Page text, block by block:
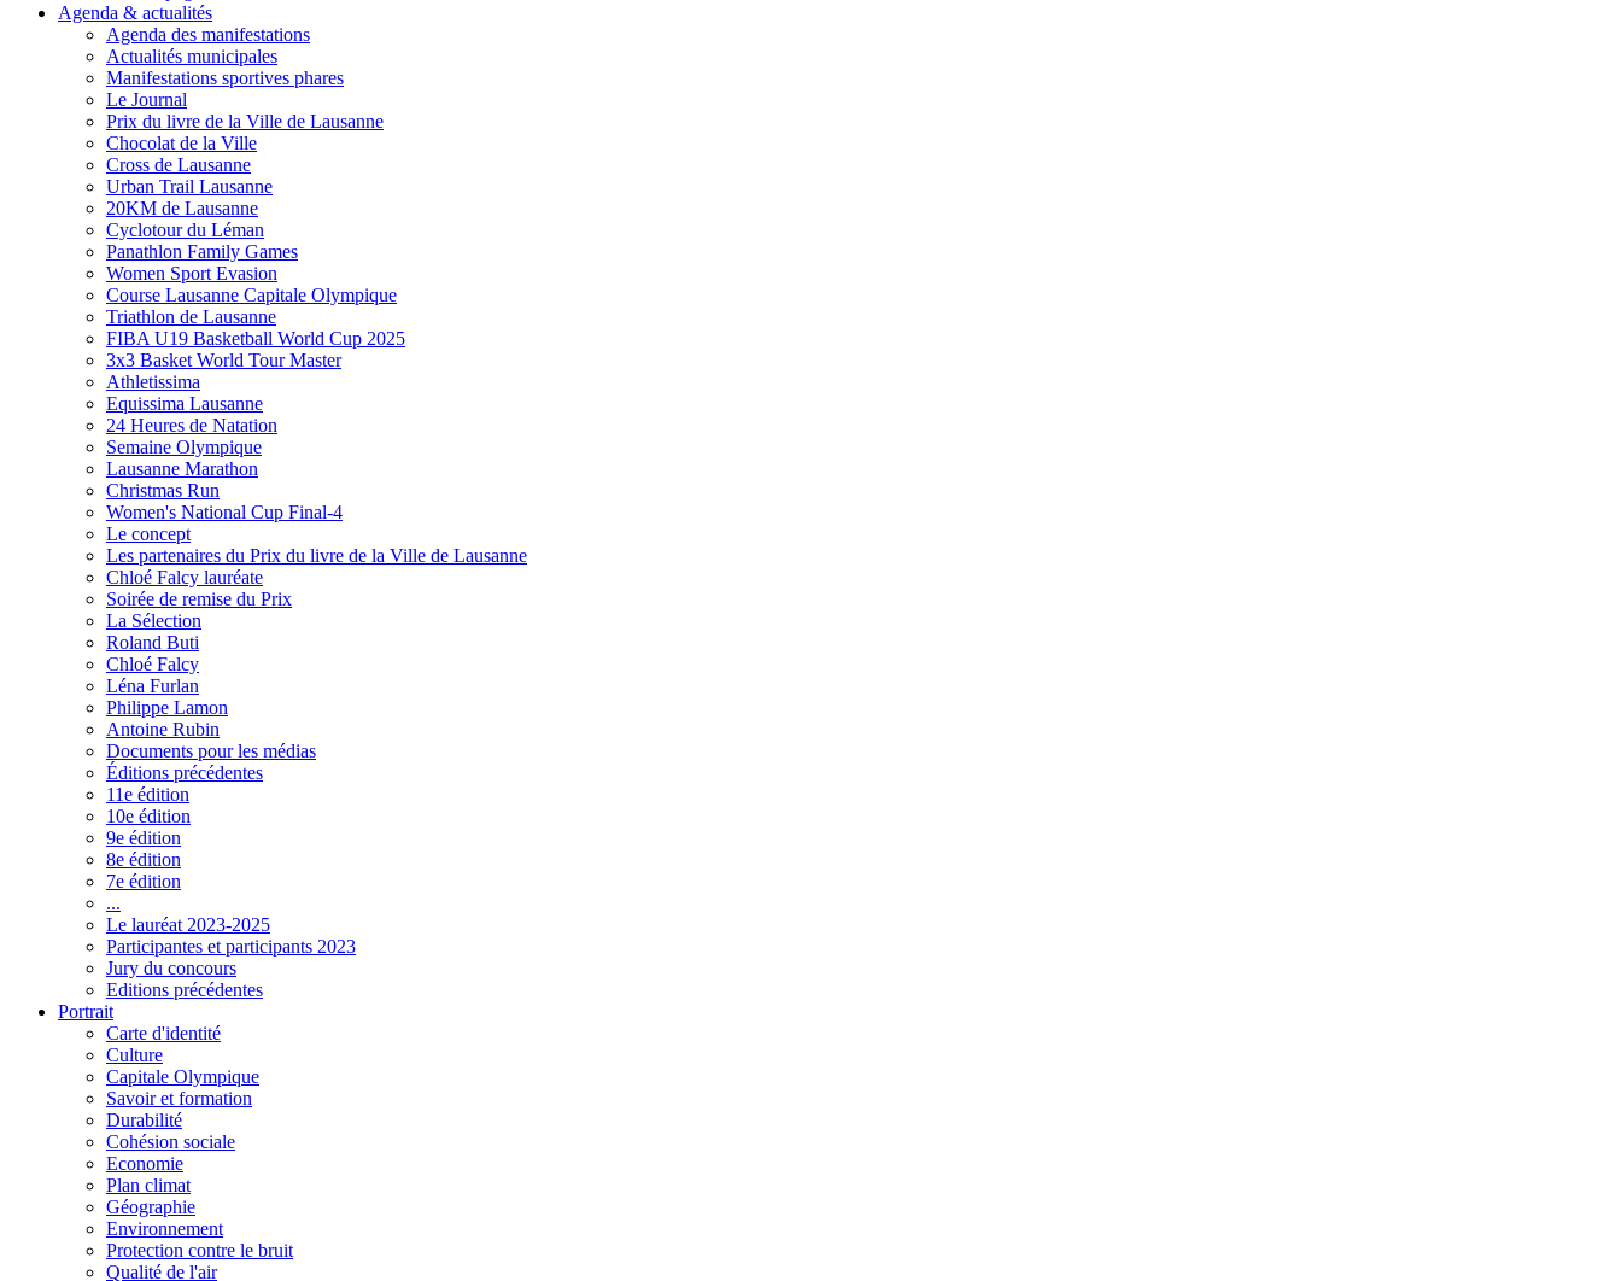
Agenda & actualités
Agenda des manifestations
Actualités municipales
Manifestations sportives phares
Le Journal
Prix du livre de la Ville de Lausanne
Chocolat de la Ville
Cross de Lausanne
Urban Trail Lausanne
20KM de Lausanne
Cyclotour du Léman
Panathlon Family Games
Women Sport Evasion
Course Lausanne Capitale Olympique
Triathlon de Lausanne
FIBA U19 Basketball World Cup 2025
3x3 Basket World Tour Master
Athletissima
Equissima Lausanne
24 Heures de Natation
Semaine Olympique
Lausanne Marathon
Christmas Run
Women's National Cup Final-4
Le concept
Les partenaires du Prix du livre de la Ville de Lausanne
Chloé Falcy lauréate
Soirée de remise du Prix
La Sélection
Roland Buti
Chloé Falcy
Léna Furlan
Philippe Lamon
Antoine Rubin
Documents pour les médias
Éditions précédentes
11e édition
10e édition
9e édition
8e édition
7e édition
...
Le lauréat 2023-2025
Participantes et participants 2023
Jury du concours
Editions précédentes
Portrait
Carte d'identité
Culture
Capitale Olympique
Savoir et formation
Durabilité
Cohésion sociale
Economie
Plan climat
Géographie
Environnement
Protection contre le bruit
Qualité de l'air